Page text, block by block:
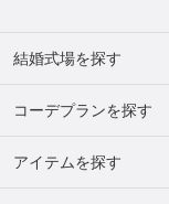
結婚式場を探す
コーデプランを探す
アイテムを探す